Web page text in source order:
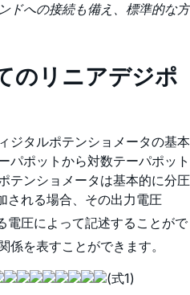
ドへの接続も備え、標準的な方
のリニアデジポ
ジタルポテンショメータの基本
パポットから対数テーパポット
テンショメータは基本的に分圧
される場合、その出力電圧
電圧によって記述することがで
係を表すことができます。
(式1)